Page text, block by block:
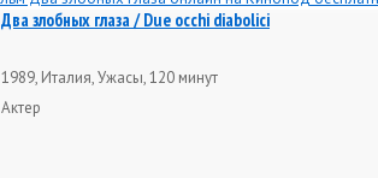
Два злобных глаза / Due occhi diabolici
1989, Италия, Ужасы, 120 минут
Актер